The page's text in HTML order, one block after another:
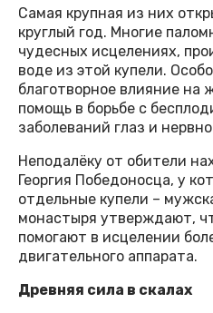
Самая крупная из них
круглый год. Многие
чудесных исцелениях,
воде из этой купели.
благотворное влияние на
помощь в борьбе с
заболеваний глаз и
Неподалёку от обители
Георгия Победоносца, у
отдельные купели –
монастыря утверждают,
помогают в исцелении
двигательного аппарата.
Древняя сила в скалах